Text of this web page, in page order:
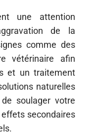
une attention
de la
comme des
vétérinaire afin
et un traitement
naturelles
soulager votre
secondaires